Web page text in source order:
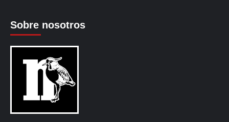
Sobre nosotros